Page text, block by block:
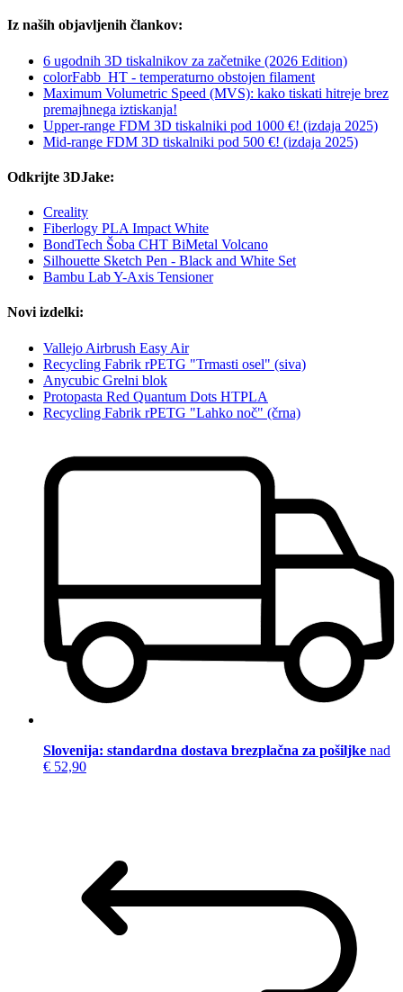
Iz naših objavljenih člankov:
6 ugodnih 3D tiskalnikov za začetnike (2026 Edition)
colorFabb_HT - temperaturno obstojen filament
Maximum Volumetric Speed (MVS): kako tiskati hitreje brez
premajhnega iztiskanja!
Upper-range FDM 3D tiskalniki pod 1000 €! (izdaja 2025)
Mid-range FDM 3D tiskalniki pod 500 €! (izdaja 2025)
Odkrijte 3DJake:
Creality
Fiberlogy PLA Impact White
BondTech Šoba CHT BiMetal Volcano
Silhouette Sketch Pen - Black and White Set
Bambu Lab Y-Axis Tensioner
Novi izdelki:
Vallejo Airbrush Easy Air
Recycling Fabrik rPETG "Trmasti osel" (siva)
Anycubic Grelni blok
Protopasta Red Quantum Dots HTPLA
Recycling Fabrik rPETG "Lahko noč" (črna)
Slovenija: standardna dostava brezplačna za pošiljke nad
€ 52,90